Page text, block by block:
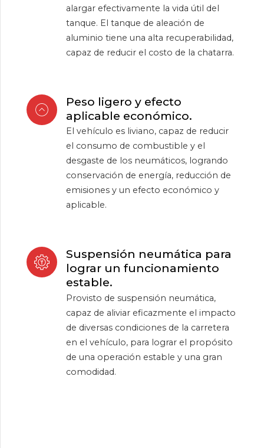
alargar efectivamente la vida útil del
tanque. El tanque de aleación de
aluminio tiene una alta recuperabilidad,
capaz de reducir el costo de la chatarra.
Peso ligero y efecto
aplicable económico.
El vehículo es liviano, capaz de reducir
el consumo de combustible y el
desgaste de los neumáticos, logrando
conservación de energía, reducción de
emisiones y un efecto económico y
aplicable.
Suspensión neumática para
lograr un funcionamiento
estable.
Provisto de suspensión neumática,
capaz de aliviar eficazmente el impacto
de diversas condiciones de la carretera
en el vehículo, para lograr el propósito
de una operación estable y una gran
comodidad.